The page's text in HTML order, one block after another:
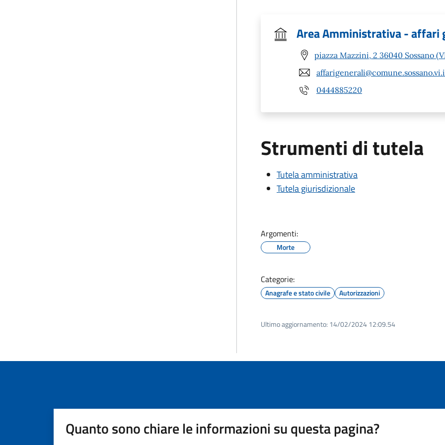
Area Amministrativa - affari
piazza Mazzini, 2 36040 Sossano
0444885220
Strumenti di tutela
Tutela amministrativa
Tutela giurisdizionale
Argomenti:
Morte
Categorie:
Anagrafe e stato civile Autorizzazioni
Ultimo aggiornamento: 14/02/2024 12:09.54
Quanto sono chiare le informazioni su questa pagina?